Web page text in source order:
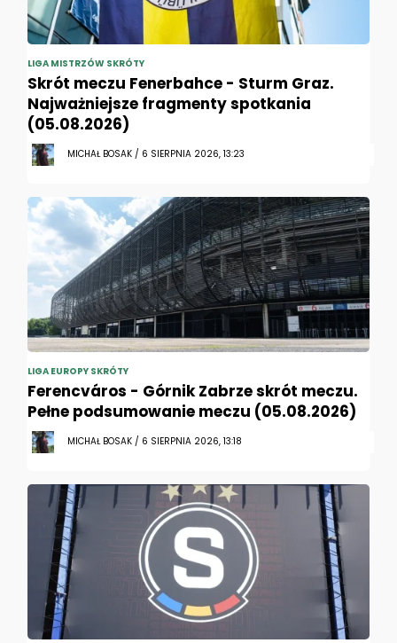
LIGA MISTRZÓW SKRÓTY
Skrót meczu Fenerbahce - Sturm Graz.
Najważniejsze fragmenty spotkania
(05.08.2026)
MICHAŁ BOSAK / 6 SIERPNIA 2026, 13:23
LIGA EUROPY SKRÓTY
Ferencváros - Górnik Zabrze skrót meczu.
Pełne podsumowanie meczu (05.08.2026)
MICHAŁ BOSAK / 6 SIERPNIA 2026, 13:18